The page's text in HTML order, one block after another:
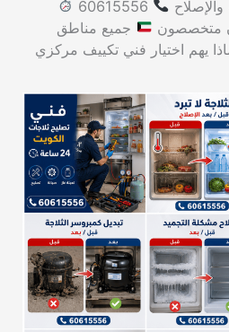
والإصلاح
متخصصون
جميع مناطق
يهم اختيار فني تكييف مركزي